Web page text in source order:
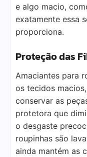
e algo macio,
exatamente essa
proporciona.
Proteção das
Amaciantes para
os tecidos
conservar as
protetora que
o desgaste
roupinhas são
ainda mantém as